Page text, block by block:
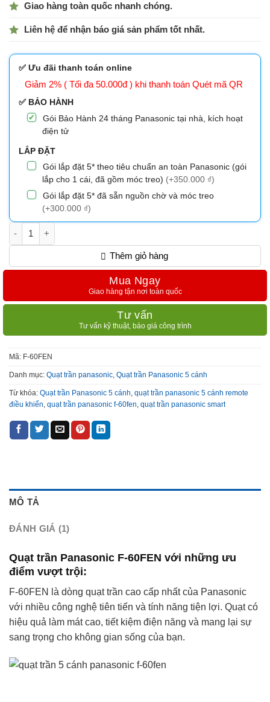
Giao hàng toàn quốc nhanh chóng.
Liên hệ để nhận báo giá sản phẩm tốt nhất.
✅ Ưu đãi thanh toán online
Giảm 2% ( Tối đa 50.000đ ) khi thanh toán Quét mã QR
✅ BẢO HÀNH
Gói Bảo Hành 24 tháng Panasonic tại nhà, kích hoạt
điện tử
LẮP ĐẶT
Gói lắp đặt 5* theo tiêu chuẩn an toàn Panasonic (gói
lắp cho 1 cái, đã gồm móc treo) (+350.000 ₫)
Gói lắp đặt 5* đã sẵn nguồn chờ và móc treo
(+300.000 ₫)
Quạt Trần Panasonic 5 cánh F-60FEN số lượng
Thêm giỏ hàng
Mua Ngay
Giao hàng tận nơi toàn quốc
Tư vấn
Tư vấn kỹ thuật, báo giá công trình
Mã: F-60FEN
Danh mục: Quạt trần panasonic Quạt trần Panasonic 5 cánh
Từ khóa: Quạt trần Panasonic 5 cánh quạt trần panasonic 5 cánh remote
điều khiển quạt trần panasonic f-60fen quạt trần panasonic smart
MÔ TẢ
ĐÁNH GIÁ (1)
Quạt trần Panasonic F-60FEN với những ưu
điểm vượt trội:
F-60FEN là dòng quạt trần cao cấp nhất của Panasonic
với nhiều công nghệ tiên tiến và tính năng tiện lợi. Quạt có
hiệu quả làm mát cao, tiết kiệm điện năng và mang lại sự
sang trọng cho không gian sống của bạn.